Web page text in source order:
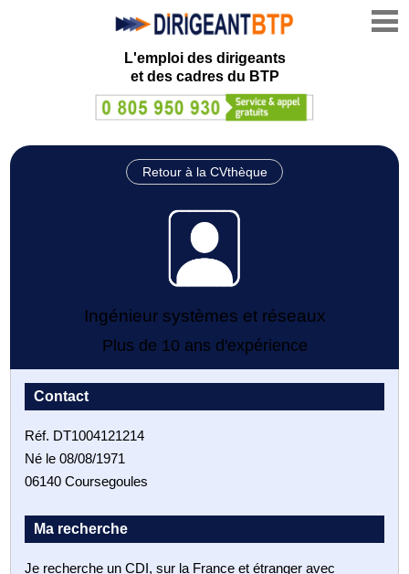
L'emploi des dirigeants
et des cadres du BTP
Retour à la CVthèque
Ingénieur systèmes et réseaux
Plus de 10 ans d'expérience
Contact
Réf. DT1004121214
Né le 08/08/1971
06140 Coursegoules
Ma recherche
Je recherche un CDI, sur la France et étranger avec